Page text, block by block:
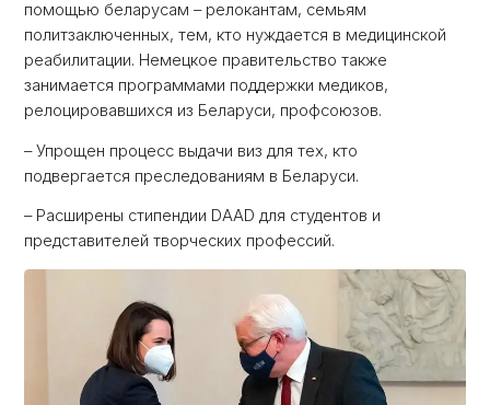
помощью беларусам – релокантам, семьям
политзаключенных, тем, кто нуждается в медицинской
реабилитации. Немецкое правительство также
занимается программами поддержки медиков,
релоцировавшихся из Беларуси, профсоюзов.
– Упрощен процесс выдачи виз для тех, кто
подвергается преследованиям в Беларуси.
– Расширены стипендии DAAD для студентов и
представителей творческих профессий.